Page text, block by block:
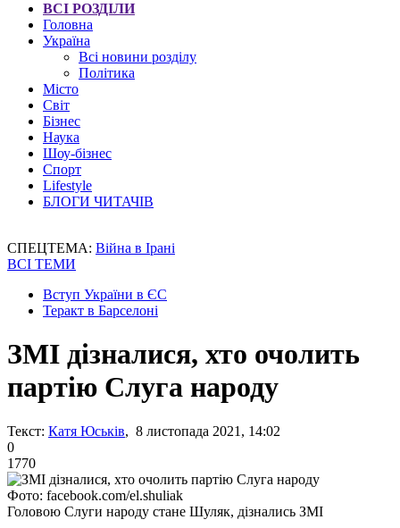
ВСІ РОЗДІЛИ
Головна
Україна
Всі новини розділу
Політика
Місто
Світ
Бізнес
Наука
Шоу-бізнес
Спорт
Lifestyle
БЛОГИ ЧИТАЧІВ
СПЕЦТЕМА: Війна в Ірані
ВСІ ТЕМИ
Вступ України в ЄС
Теракт в Барселоні
ЗМІ дізналися, хто очолить
партію Слуга народу
Текст: Катя Юськів, 8 листопада 2021, 14:02
0
1770
Фото: facebook.com/el.shuliak
Головою Слуги народу стане Шуляк, дізнались ЗМІ